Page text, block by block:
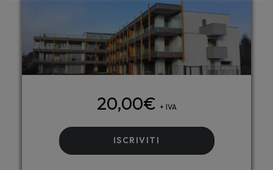
20,00€ + IVA
ISCRIVITI